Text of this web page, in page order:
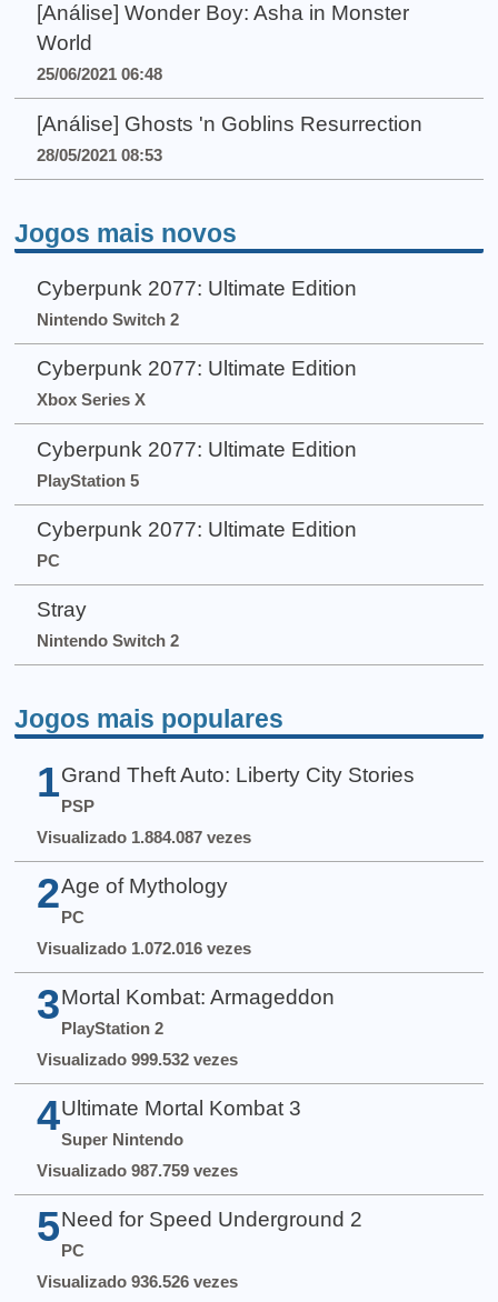
[Análise] Wonder Boy: Asha in Monster
World
25/06/2021 06:48
[Análise] Ghosts 'n Goblins Resurrection
28/05/2021 08:53
Jogos mais novos
Cyberpunk 2077: Ultimate Edition
Nintendo Switch 2
Cyberpunk 2077: Ultimate Edition
Xbox Series X
Cyberpunk 2077: Ultimate Edition
PlayStation 5
Cyberpunk 2077: Ultimate Edition
PC
Stray
Nintendo Switch 2
Jogos mais populares
1 Grand Theft Auto: Liberty City Stories
PSP
Visualizado 1.884.087 vezes
2 Age of Mythology
PC
Visualizado 1.072.016 vezes
3 Mortal Kombat: Armageddon
PlayStation 2
Visualizado 999.532 vezes
4 Ultimate Mortal Kombat 3
Super Nintendo
Visualizado 987.759 vezes
5 Need for Speed Underground 2
PC
Visualizado 936.526 vezes